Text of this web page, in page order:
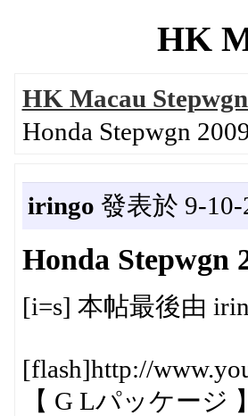
HK
HK Macau
Honda Stepwgn
iringo 發表於 9-10-
Honda Stepwgn
[i=s] 本帖最後由
[flash]http://
【 G Lパッケージ 】